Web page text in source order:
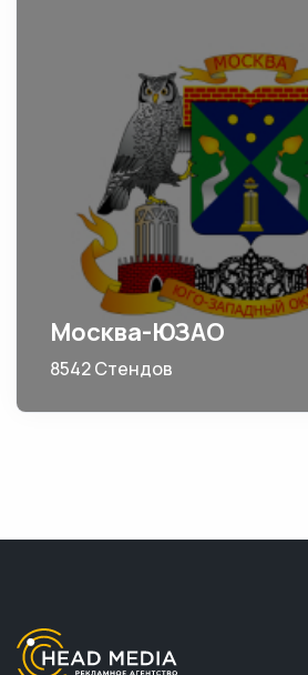
Москва-ЮЗАО
8542 Стендов